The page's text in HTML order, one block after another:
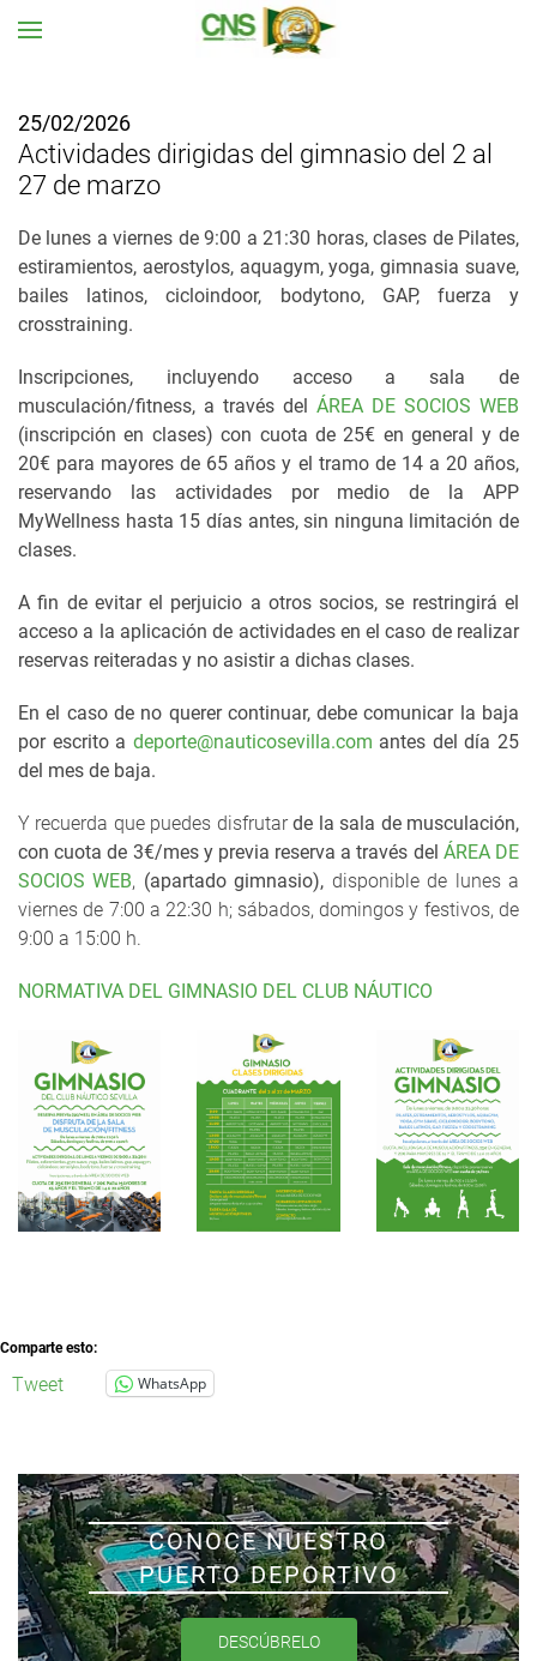
25/02/2026
Actividades dirigidas del gimnasio del 2 al
27 de marzo
De lunes a viernes de 9:00 a 21:30 horas, clases de Pilates,
estiramientos, aerostylos, aquagym, yoga, gimnasia suave,
bailes latinos, cicloindoor, bodytono, GAP, fuerza y
crosstraining.
Inscripciones, incluyendo acceso a sala de
musculación/fitness, a través del ÁREA DE SOCIOS WEB
(inscripción en clases) con cuota de 25€ en general y de
20€ para mayores de 65 años y el tramo de 14 a 20 años,
reservando las actividades por medio de la APP
MyWellness hasta 15 días antes, sin ninguna limitación de
clases.
A fin de evitar el perjuicio a otros socios, se restringirá el
acceso a la aplicación de actividades en el caso de realizar
reservas reiteradas y no asistir a dichas clases.
En el caso de no querer continuar, debe comunicar la baja
por escrito a deporte@nauticosevilla.com antes del día 25
del mes de baja.
Y recuerda que puedes disfrutarde la sala de musculación,
con cuota de 3€/mes y previa reserva a través del ÁREA DE
SOCIOS WEB, (apartado gimnasio), disponible de lunes a
viernes de 7:00 a 22:30 h; sábados, domingos y festivos, de
9:00 a 15:00 h.
NORMATIVA DEL GIMNASIO DEL CLUB NÁUTICO
Comparte esto:
Tweet WhatsApp
CONOCE NUESTRO
PUERTO DEPORTIVO
DESCÚBRELO